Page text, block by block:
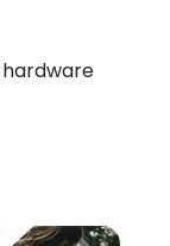
hardware